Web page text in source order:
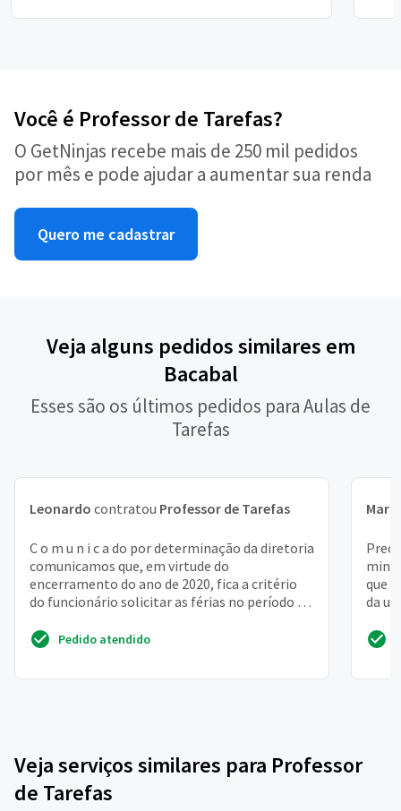
Você é Professor de Tarefas?
O GetNinjas recebe mais de 250 mil pedidos
por mês e pode ajudar a aumentar sua renda
Quero me cadastrar
Veja alguns pedidos similares em
Bacabal
Esses são os últimos pedidos para Aulas de
Tarefas
Leonardo contratou Professor de Tarefas
C o m u n i c a do por determinação da diretoria
comunicamos que, em virtude do
encerramento do ano de 2020, fica a critério
do funcionário solicitar as férias no período de
Pedido atendido
Maria
que
da
Veja serviços similares para Professor
de Tarefas